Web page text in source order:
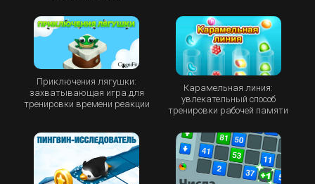
Приключения лягушки:
захватывающая игра для
тренировки времени реакции
Карамельная линия:
увлекательный способ
тренировки рабочей памяти